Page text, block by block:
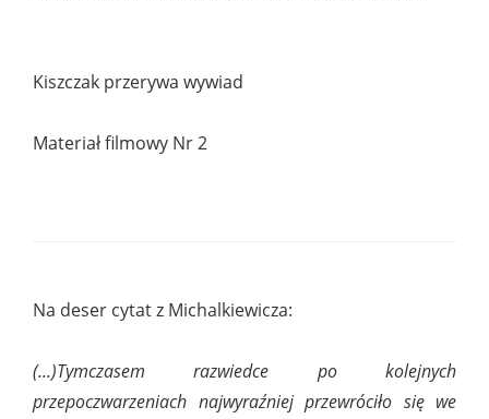
Kiszczak przerywa wywiad
Materiał filmowy Nr 2
Na deser cytat z Michalkiewicza:
(...)Tymczasem razwiedce po kolejnych
przepoczwarzeniach najwyraźniej przewróciło się we